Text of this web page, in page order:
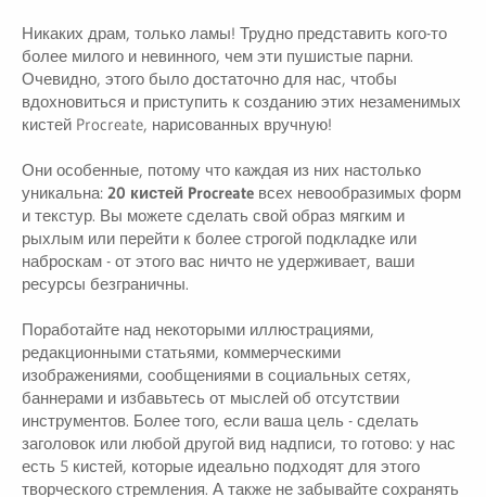
Никаких драм, только ламы! Трудно представить кого-то
более милого и невинного, чем эти пушистые парни.
Очевидно, этого было достаточно для нас, чтобы
вдохновиться и приступить к созданию этих незаменимых
кистей Procreate, нарисованных вручную!
Они особенные, потому что каждая из них настолько
уникальна: 20 кистей Procreate всех невообразимых форм
и текстур. Вы можете сделать свой образ мягким и
рыхлым или перейти к более строгой подкладке или
наброскам - от этого вас ничто не удерживает, ваши
ресурсы безграничны.
Поработайте над некоторыми иллюстрациями,
редакционными статьями, коммерческими
изображениями, сообщениями в социальных сетях,
баннерами и избавьтесь от мыслей об отсутствии
инструментов. Более того, если ваша цель - сделать
заголовок или любой другой вид надписи, то готово: у нас
есть 5 кистей, которые идеально подходят для этого
творческого стремления. А также не забывайте сохранять